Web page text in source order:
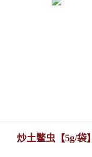
炒土鳖虫【5g/袋】